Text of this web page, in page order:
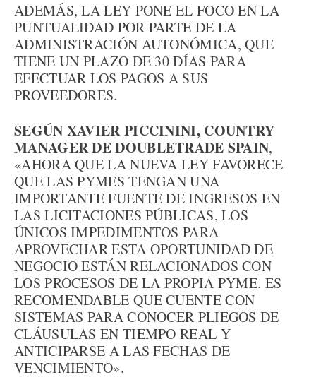
ADEMÁS, LA LEY PONE EL FOCO EN LA
PUNTUALIDAD POR PARTE DE LA
ADMINISTRACIÓN AUTONÓMICA, QUE
TIENE UN PLAZO DE 30 DÍAS PARA
EFECTUAR LOS PAGOS A SUS
PROVEEDORES.
SEGÚN XAVIER PICCININI, COUNTRY
MANAGER DE DOUBLETRADE SPAIN,
«AHORA QUE LA NUEVA LEY FAVORECE
QUE LAS PYMES TENGAN UNA
IMPORTANTE FUENTE DE INGRESOS EN
LAS LICITACIONES PÚBLICAS, LOS
ÚNICOS IMPEDIMENTOS PARA
APROVECHAR ESTA OPORTUNIDAD DE
NEGOCIO ESTÁN RELACIONADOS CON
LOS PROCESOS DE LA PROPIA PYME. ES
RECOMENDABLE QUE CUENTE CON
SISTEMAS PARA CONOCER PLIEGOS DE
CLÁUSULAS EN TIEMPO REAL Y
ANTICIPARSE A LAS FECHAS DE
VENCIMIENTO».